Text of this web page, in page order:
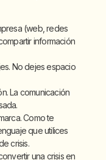
(web, redes
información
No dejes espacio
La comunicación
Como te
que utilices
crisis.
una crisis en